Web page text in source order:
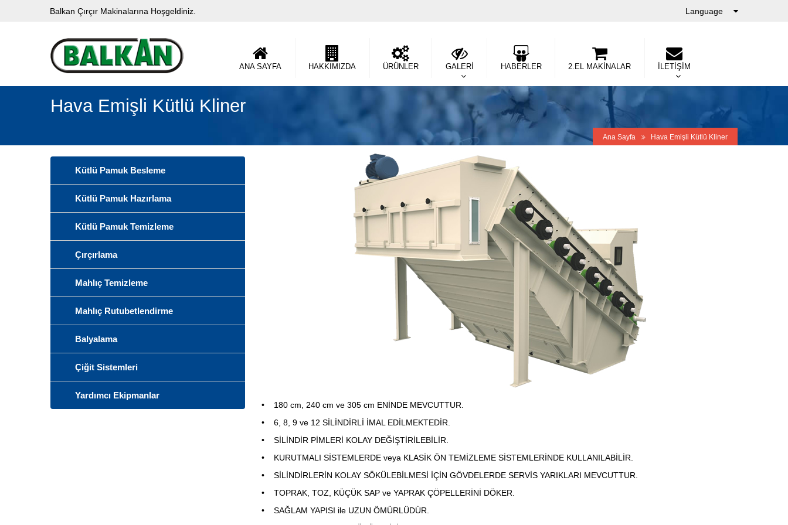
Balkan Çırçır Makinalarına Hoşgeldiniz. Language
ANA SAYFA HAKKIMIZDA ÜRÜNLER GALERİ HABERLER 2.EL MAKİNALAR İLETİŞİM
Ana Sayfa Hava Emişli Kütlü Kliner
Hava Emişli Kütlü Kliner
Kütlü Pamuk Besleme
Kütlü Pamuk Hazırlama
Kütlü Pamuk Temizleme
Çırçırlama
Mahlıç Temizleme
Mahlıç Rutubetlendirme
Balyalama
Çiğit Sistemleri
Yardımcı Ekipmanlar
180 cm, 240 cm ve 305 cm ENİNDE MEVCUTTUR.
6, 8, 9 ve 12 SİLİNDİRLİ İMAL EDİLMEKTEDİR.
SİLİNDİR PİMLERİ KOLAY DEĞİŞTİRİLEBİLİR.
KURUTMALI SİSTEMLERDE veya KLASİK ÖN TEMİZLEME SİSTEMLERİNDE KULLANILABİLİR.
SİLİNDİRLERİN KOLAY SÖKÜLEBİLMESİ İÇİN GÖVDELERDE SERVİS YARIKLARI MEVCUTTUR.
TOPRAK, TOZ, KÜÇÜK SAP ve YAPRAK ÇÖPELLERİNİ DÖKER.
SAĞLAM YAPISI ile UZUN ÖMÜRLÜDÜR.